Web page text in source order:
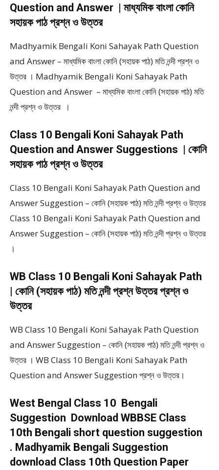
Question and Answer | মাধ্যমিক বাংলা কোনি
সহায়ক পাঠ প্রশ্ন ও উত্তর
Madhyamik Bengali Koni Sahayak Path Question
and Answer – মাধ্যমিক বাংলা কোনি (সহায়ক পাঠ) মতি নন্দী প্রশ্ন ও
উত্তর । Madhyamik Bengali Koni Sahayak Path
Question and Answer – মাধ্যমিক বাংলা কোনি (সহায়ক পাঠ) মতি
নন্দী প্রশ্ন ও উত্তর ।
Class 10 Bengali Koni Sahayak Path
Question and Answer Suggestions | কোনি
সহায়ক পাঠ প্রশ্ন ও উত্তর
Class 10 Bengali Koni Sahayak Path Question and
Answer Suggestion – কোনি (সহায়ক পাঠ) মতি নন্দী প্রশ্ন ও উত্তর
Class 10 Bengali Koni Sahayak Path Question and
Answer Suggestion – কোনি (সহায়ক পাঠ) মতি নন্দী প্রশ্ন ও উত্তর
।
WB Class 10 Bengali Koni Sahayak Path
| কোনি (সহায়ক পাঠ) মতি নন্দী প্রশ্ন উত্তর প্রশ্ন ও
উত্তর
WB Class 10 Bengali Koni Sahayak Path Question
and Answer Suggestion – কোনি (সহায়ক পাঠ) মতি নন্দী প্রশ্ন ও
উত্তর । WB Class 10 Bengali Koni Sahayak Path
Question and Answer Suggestion প্রশ্ন ও উত্তর।
West Bengal Class 10 Bengali
Suggestion Download WBBSE Class
10th Bengali short question suggestion
. Madhyamik Bengali Suggestion
download Class 10th Question Paper